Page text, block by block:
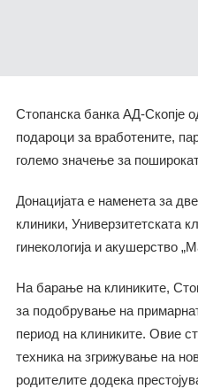
Стопанска банка АД-Скопје
подароци за вработените,
големо значење за
Донацијата е наменета за
клиники, Универзитетската
гинекологија и акушерство
На барање на клиниките,
за подобрување на
период на клиниките. Овие
техника на згрижување на
родителите додека